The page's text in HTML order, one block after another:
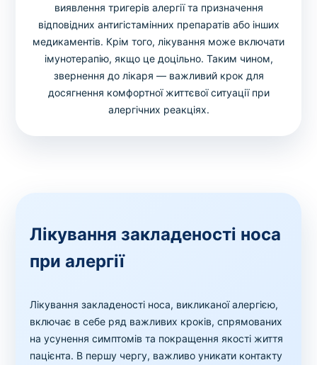
виявлення тригерів алергії та призначення
відповідних антигістамінних препаратів або інших
медикаментів. Крім того, лікування може включати
імунотерапію, якщо це доцільно. Таким чином,
звернення до лікаря — важливий крок для
досягнення комфортної життєвої ситуації при
алергічних реакціях.
Лікування закладеності носа
при алергії
Лікування закладеності носа, викликаної алергією,
включає в себе ряд важливих кроків, спрямованих
на усунення симптомів та покращення якості життя
пацієнта. В першу чергу, важливо уникати контакту